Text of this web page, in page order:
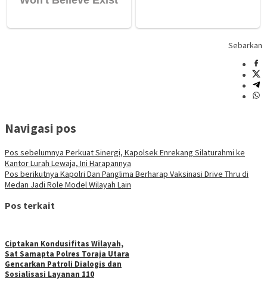
Sebarkan
Navigasi pos
Pos sebelumnya Perkuat Sinergi, Kapolsek Enrekang Silaturahmi ke
Kantor Lurah Lewaja, Ini Harapannya
Pos berikutnya Kapolri Dan Panglima Berharap Vaksinasi Drive Thru di
Medan Jadi Role Model Wilayah Lain
Pos terkait
Ciptakan Kondusifitas Wilayah,
Sat Samapta Polres Toraja Utara
Gencarkan Patroli Dialogis dan
Sosialisasi Layanan 110